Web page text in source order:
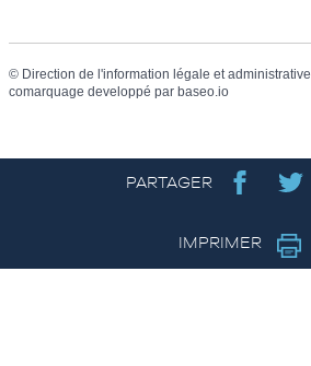
© Direction de l'information légale et administrative
comarquage developpé par baseo.io
PARTAGER
IMPRIMER